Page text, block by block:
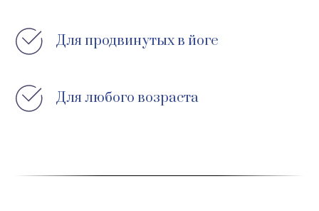
Для продвинутых в йоге
Для любого возраста